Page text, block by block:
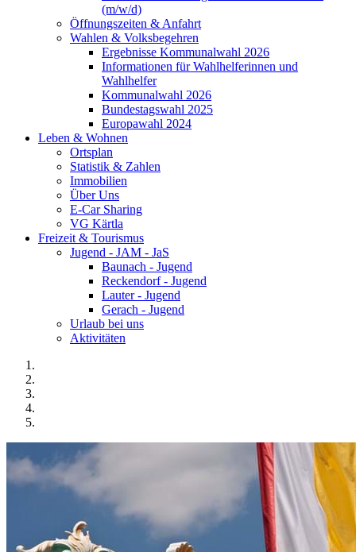
(m/w/d)
Öffnungszeiten & Anfahrt
Wahlen & Volksbegehren
Ergebnisse Kommunalwahl 2026
Informationen für Wahlhelferinnen und
Wahlhelfer
Kommunalwahl 2026
Bundestagswahl 2025
Europawahl 2024
Leben & Wohnen
Ortsplan
Statistik & Zahlen
Immobilien
Über Uns
E-Car Sharing
VG Kärtla
Freizeit & Tourismus
Jugend - JAM - JaS
Baunach - Jugend
Reckendorf - Jugend
Lauter - Jugend
Gerach - Jugend
Urlaub bei uns
Aktivitäten